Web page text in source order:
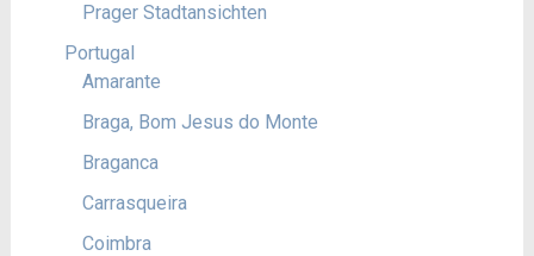
Prager Stadtansichten
Portugal
Amarante
Braga, Bom Jesus do Monte
Braganca
Carrasqueira
Coimbra